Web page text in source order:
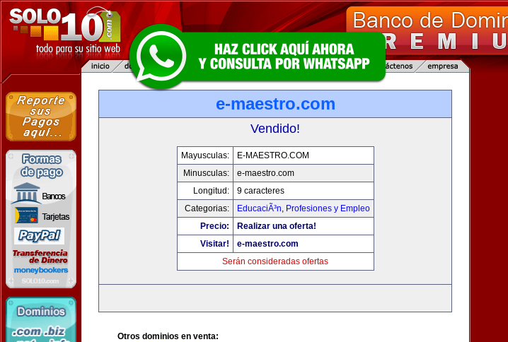
e-maestro.com
Vendido!
Mayusculas:
E-MAESTRO.COM
Minusculas:
e-maestro.com
Longitud:
9 caracteres
Categorias:
EducaciÃ³n, Profesiones y Empleo
Precio:
Realizar una oferta!
Visitar!
e-maestro.com
Serán consideradas ofertas
Otros dominios en venta: